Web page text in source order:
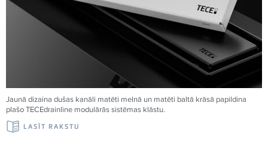
Jaunā dizaina dušas kanāli matēti melnā un matēti baltā krāsā papildina
plašo TECEdrainline modulārās sistēmas klāstu.
LASĪT RAKSTU